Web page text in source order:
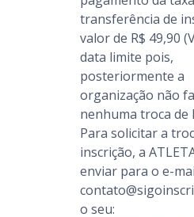
transferência de
valor de R$ 49,90
data limite pois,
posteriormente a
organização não
nenhuma troca de
Para solicitar a
inscrição, a
enviar para o e-
o seu: